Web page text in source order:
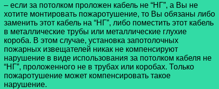
– если за потолком проложен кабель не “НГ”, а Вы не
хотите монтировать пожаротушение, то Вы обязаны либо
заменить этот кабель на “НГ”, либо поместить этот кабель
в металлические трубы или металлические глухие
короба. В этом случае, установка запотолочных
пожарных извещателей никак не компенсируют
нарушение в виде использования за потолком кабеля не
“НГ”, проложенного не в трубах или коробах. Только
пожаротушение может компенсировать такое
нарушение.